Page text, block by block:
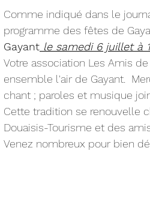
Comme indiqué dans le
programme des fêtes de
Gayant le samedi 6 juillet à
Votre association Les Amis
ensemble l'air de Gayant.
chant ; paroles et musique
Cette tradition se renouvelle
Douaisis-Tourisme et des
Venez nombreux pour bien